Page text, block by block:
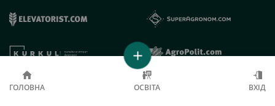
© 2019 - 2026 AgroRobota. Всі права захищені.
ГОЛОВНА ОСВІТА ВХІД